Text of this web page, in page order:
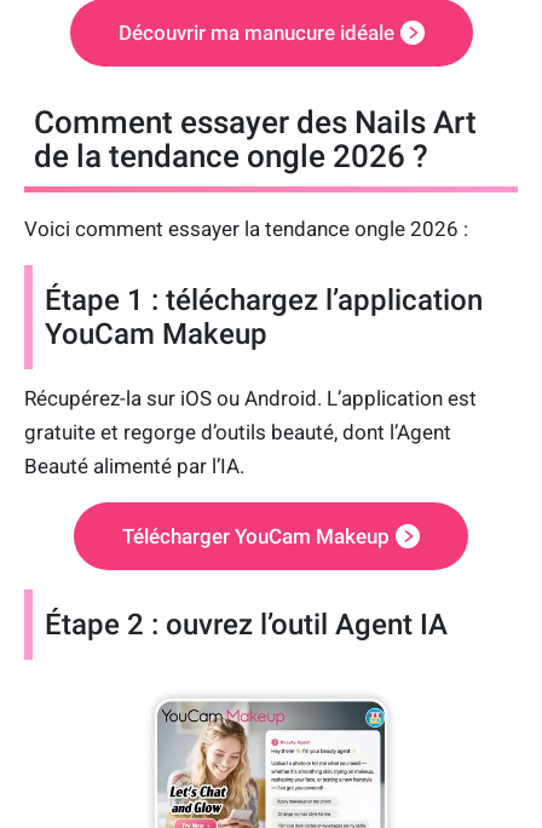
Découvrir ma manucure idéale
Comment essayer des Nails Art
de la tendance ongle 2026 ?
Voici comment essayer la tendance ongle 2026 :
Étape 1 : téléchargez l’application
YouCam Makeup
Récupérez-la sur iOS ou Android. L’application est
gratuite et regorge d’outils beauté, dont l’Agent
Beauté alimenté par l’IA.
Télécharger YouCam Makeup
Étape 2 : ouvrez l’outil Agent IA